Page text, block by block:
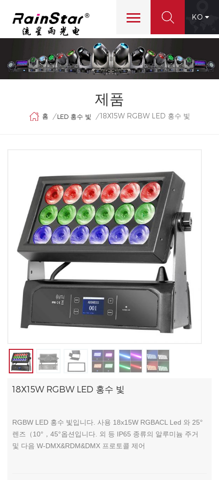
KO
제품
홈 / LED 홍수 빛 / 18X15W RGBW LED 홍수 빛
18X15W RGBW LED 홍수 빛
RGBW LED 홍수 빛입니다. 사용 18x15W RGBACL Led 와 25°
렌즈（10°，45°옵션입니다. 외 등 IP65 종류의 알루미늄 주거
및 다음 W-DMX&RDM&DMX 프로토콜 제어